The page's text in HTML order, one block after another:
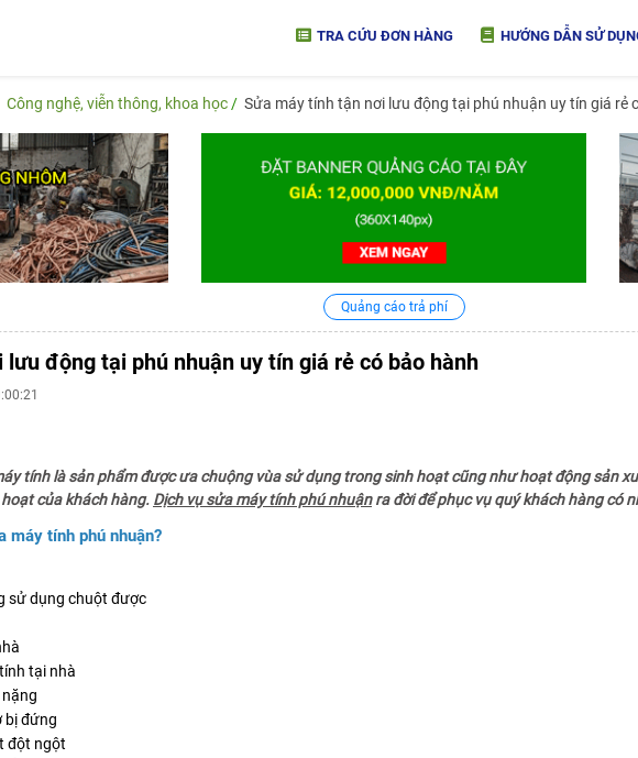
TRA CỨU ĐƠN HÀNG HƯỚNG DẪN SỬ
Công nghệ, viễn thông, khoa học Sửa máy tính tận nơi lưu động tại phú nhuận uy tín giá rẻ
Quảng cáo trả phí
động tại phú nhuận uy tín giá rẻ có bảo hành
tính là sản phẩm được ưa chuộng vùa sử dụng trong sinh hoạt cũng như hoạt động sản
của khách hàng. Dịch vụ sửa máy tính phú nhuậnra đời để phục vụ quý khách hàng có
máy tính phú nhuận?
sử dụng chuột được
tại nhà
bị đứng
đột ngột